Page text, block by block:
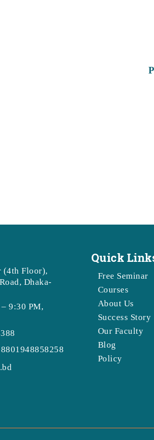
(4th Floor),
Dhaka-
9:30 PM,
Quick
Free Seminar
Courses
About Us
Success Story
Our Faculty
Blog
Policy